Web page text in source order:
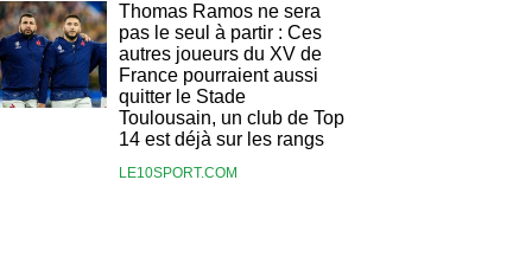
Thomas Ramos ne sera
pas le seul à partir : Ces
autres joueurs du XV de
France pourraient aussi
quitter le Stade
Toulousain, un club de Top
14 est déjà sur les rangs
LE10SPORT.COM